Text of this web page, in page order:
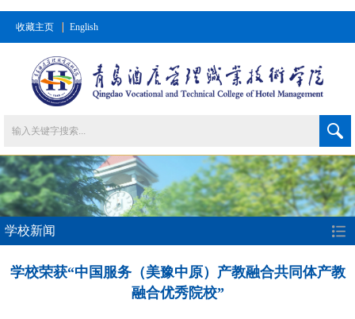
收藏主页 English
学校新闻
学校荣获“中国服务（美豫中原）产教融合共同体产教
融合优秀院校”